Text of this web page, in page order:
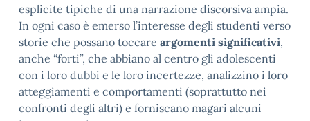
esplicite tipiche di una narrazione discorsiva ampia.
In ogni caso è emerso l’interesse degli studenti verso
storie che possano toccare argomenti significativi,
anche “forti”, che abbiano al centro gli adolescenti
con i loro dubbi e le loro incertezze, analizzino i loro
atteggiamenti e comportamenti (soprattutto nei
confronti degli altri) e forniscano magari alcuni